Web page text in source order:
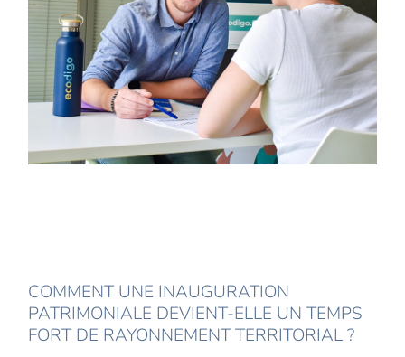
COMMENT UNE INAUGURATION
PATRIMONIALE DEVIENT-ELLE UN TEMPS
FORT DE RAYONNEMENT TERRITORIAL ?